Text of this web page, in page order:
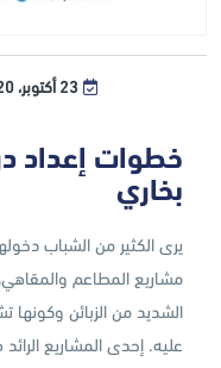
23 أكتوبر، 2020
خطوات إعداد
بخاري
يرى الكثير من الشباب
مشاريع المطاعم
الشديد من الزبائن
عليه. إحدى المشاريع